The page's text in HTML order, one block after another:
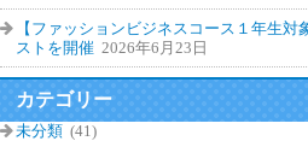
【ファッションビジネスコース１年生
ストを開催 2026年6月23日
カテゴリー
未分類 (41)